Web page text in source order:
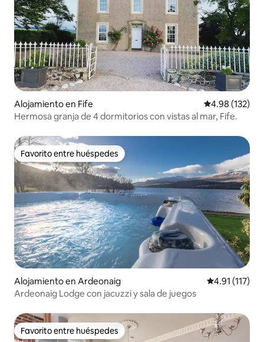
Alojamiento en Fife Calificación
4.98 (132)
Hermosa granja de 4 dormitorios con vistas al mar, Fife.
Favorito entre huéspedes
Favorito entre huéspedes
Alojamiento en Ardeonaig Calificación
4.91 (117)
Ardeonaig Lodge con jacuzzi y sala de juegos
Favorito entre huéspedes
Favorito entre huéspedes